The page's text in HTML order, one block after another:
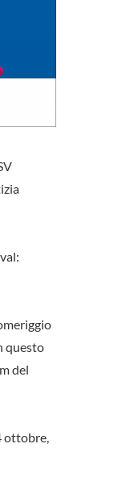
questo
del
ottobre,